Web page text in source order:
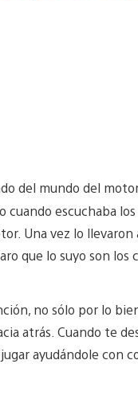
del mundo del
cuando escuchaba
Una vez lo
que lo suyo son los
no sólo por lo
atrás. Cuando te
ayudándole con